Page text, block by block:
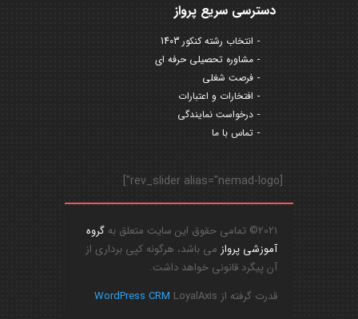
دسترسی سریع پرواز
انتخاب رشته کنکور 1403
مشاوره تحصیلی حرفه ای
فرصت شغلی
افتخارات و اعتبارات
درخواست نمایندگی
تماس با ما
[rev_slider alias="nemad-logo"]
2021© تمامی حقوق این سایت متعلق به
گروه
آموزشی پروازمی باشد، هرگونه کپی برداری از
آن پیگرد قانونی خواهد داشت.
قدرت گرفته از
WordPress CRM LoyalAxis